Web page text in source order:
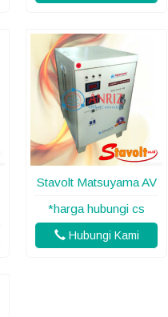
Stavolt Matsuyama AV
*harga hubungi cs
Hubungi Kami